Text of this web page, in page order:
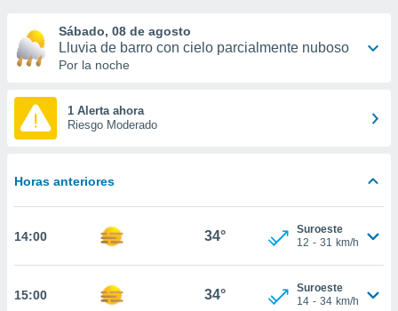
y
forma
digital
basada
Sábado, 08 de agosto
Lluvia de barro con cielo parcialmente nuboso
Por la noche
1 Alerta ahora
Riesgo Moderado
Horas anteriores
14:00 34°
Suroeste
12 - 31 km/h
15:00 34°
Suroeste
14 - 34 km/h